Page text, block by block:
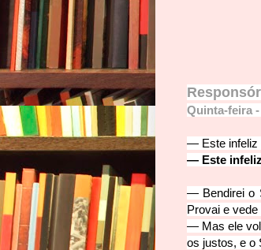
Quinta-feira -
— Este
— Este
— Bendirei o
Provai e
— Mas ele
os justos, e o